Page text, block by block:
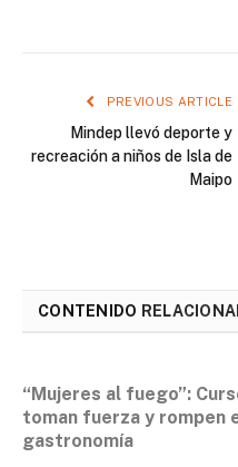
PREVIOUS ARTICLE
Mindep llevó deporte y
recreación a niños de Isla de
Maipo
CONTENIDO
“Mujeres al fuego”:
toman fuerza y rompen
gastronomía